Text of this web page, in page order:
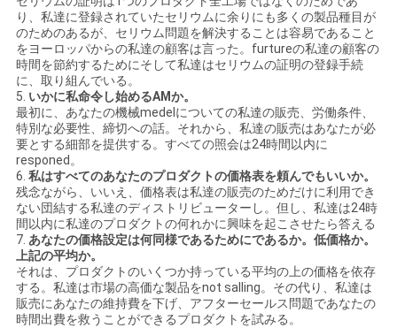
り、私達に登録されていたセリウムに余りにも多くの製品種目が
のためのあるが、セリウム問題を解決することは容易であること
をヨーロッパからの私達の顧客は言った。furtureの私達の顧客の
時間を節約するためにそして私達はセリウムの証明の登録手続
に、取り組んでいる。
5. いかに私命令し始めるAMか。
最初に、あなたの機械medelについての私達の販売、労働条件、
特別な必要性、締切への話。それから、私達の販売はあなたが必
要とする細部を提供する。すべての照会は24時間以内に
responed。
6. 私はすべてのあなたのプロダクトの価格表を頼んでもいいか。
残念ながら、いいえ、価格表は私達の販売のためだけに利用でき
ない団結する私達のディストリビューターし。但し、私達は24時
間以内に私達のプロダクトの何れかに興味を起こさせたら答える
7. あなたの価格設定は何同様であるためにであるか。低価格か。
上記の平均か。
それは、プロダクトのいくつか持っている平均の上の価格を依存
する。私達は市場の高価な製品をnot salling。その代り、私達は
販売にあなたの維持費を下げ、アフターセールス問題であなたの
時間出費を救うことができるプロダクトを試みる。